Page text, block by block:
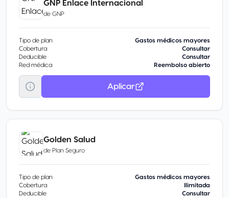
GNP Enlace Internacional
de GNP
Tipo de plan
Gastos médicos mayores
Cobertura
Consultar
Deducible
Consultar
Red médica
Reembolso abierto
Aplicar
Golden Salud
de Plan Seguro
Tipo de plan
Gastos médicos mayores
Cobertura
Ilimitada
Deducible
Consultar